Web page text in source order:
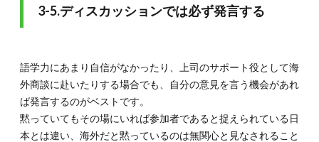
3-5.ディスカッションでは必ず発言する
語学力にあまり自信がなかったり、上司のサポート役として海
外商談に赴いたりする場合でも、自分の意見を言う機会があれ
ば発言するのがベストです。
黙っていてもその場にいれば参加者であると捉えられている日
本とは違い、海外だと黙っているのは無関心と見なされること